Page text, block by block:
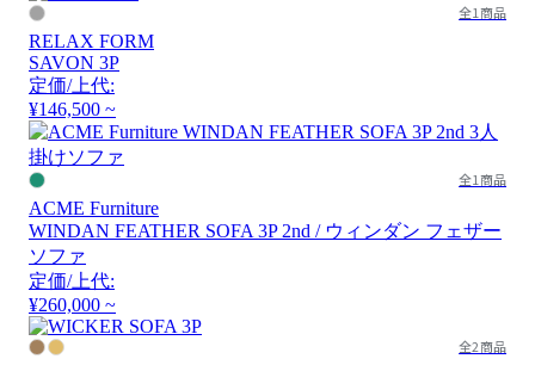
全1商品
RELAX FORM
SAVON 3P
定価/上代:
¥146,500 ~
全1商品
ACME Furniture
WINDAN FEATHER SOFA 3P 2nd / ウィンダン フェザー
ソファ
定価/上代:
¥260,000 ~
全2商品